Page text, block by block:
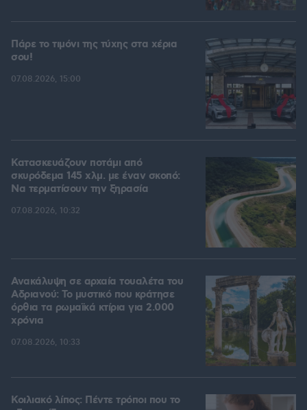
Πάρε το τιμόνι της τύχης στα χέρια
σου!
07.08.2026, 15:00
Κατασκευάζουν ποτάμι από
σκυρόδεμα 145 χλμ. με έναν σκοπό:
Να τερματίσουν την ξηρασία
07.08.2026, 10:32
Ανακάλυψη σε αρχαία τουαλέτα του
Αδριανού: Το μυστικό που κράτησε
όρθια τα ρωμαϊκά κτίρια για 2.000
χρόνια
07.08.2026, 10:33
Κοιλιακό λίπος: Πέντε τρόποι που το